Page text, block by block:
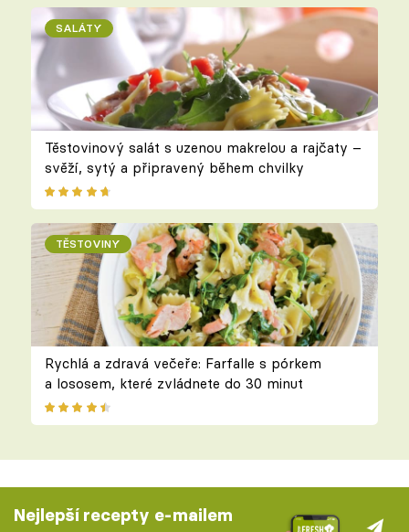
SALÁTY
Těstovinový salát s uzenou makrelou a rajčaty –
svěží, sytý a připravený během chvilky
TĚSTOVINY
Rychlá a zdravá večeře: Farfalle s pórkem
a lososem, které zvládnete do 30 minut
Nejlepší recepty e-mailem